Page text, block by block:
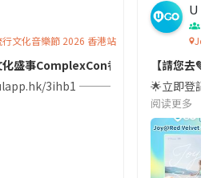
文化音樂節 2026 香港站
化盛事ComplexCon香港2026！🎉
3ihb1 ——————— ComplexCon 香
U GO
【請您去💚
🌟立即登記
阅读更多